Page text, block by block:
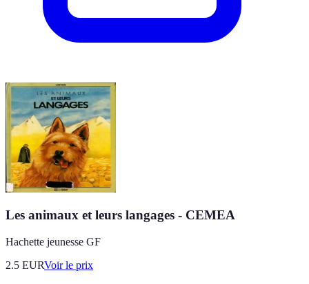
Les animaux et leurs langages - CEMEA
Hachette jeunesse GF
2.5 EURVoir le prix